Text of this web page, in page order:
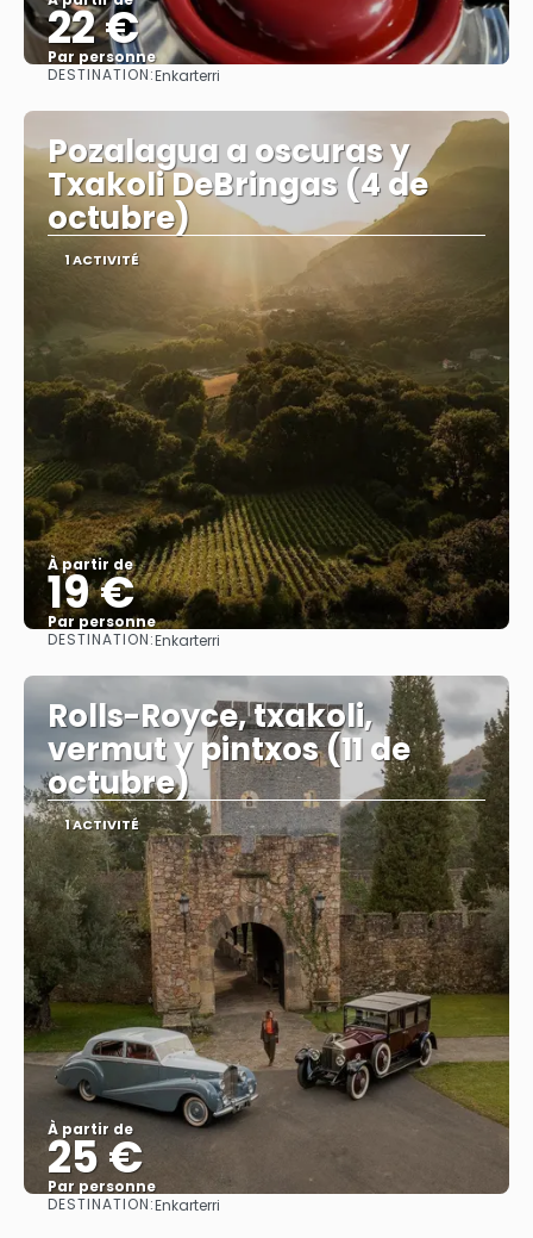
22 €
Par personne
DESTINATION:Enkarterri
Pozalagua a oscuras y
Txakoli DeBringas (4 de
octubre)
1 ACTIVITÉ
À partir de
19 €
Par personne
DESTINATION:Enkarterri
Rolls-Royce, txakoli,
vermut y pintxos (11 de
octubre)
1 ACTIVITÉ
À partir de
25 €
Par personne
DESTINATION:Enkarterri